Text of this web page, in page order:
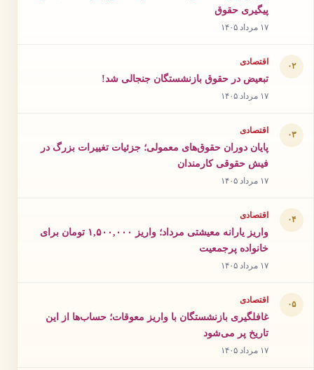
پیگیری حقوق
۱۷ مرداد ۱۴۰۵
۰۲ اقتصادی
تبعیض در حقوق بازنشستگان جنجالی شد!
۱۷ مرداد ۱۴۰۵
۰۳ اقتصادی
پایان دوران حقوق‌های معمولی؛ جزئیات تغییرات بزرگ در
فیش حقوقی کارمندان
۱۷ مرداد ۱۴۰۵
۰۴ اقتصادی
واریز یارانه معیشتی مرداد؛ واریز ۱,۵۰۰,۰۰۰ تومان برای
خانواده پرجمعیت
۱۷ مرداد ۱۴۰۵
۰۵ اقتصادی
غافلگیری بازنشستگان با واریز معوقات؛ حساب‌ها از این
تاریخ پر می‌شود
۱۷ مرداد ۱۴۰۵